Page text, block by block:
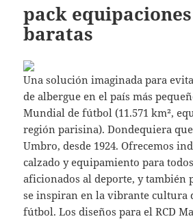
pack
baratas
Una solución imaginada para
de albergue en el país más
Mundial de fútbol (11.571 km²,
región parisina). Dondequiera
Umbro, desde 1924. Ofrecemos
calzado y equipamiento para
aficionados al deporte, y también
se inspiran en la vibrante cultura
fútbol. Los diseños para el RCD